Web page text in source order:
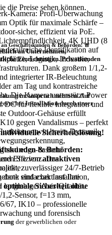
Kamera: Profi-Überwachung
Optik für maximale Schärfe –
sicher, effizient via PoE.
4K UHD (8
detailreiche Identifikation auf
Logistik, Industrie,
Dank großem 1/1,2-
integrierter IR-Beleuchtung
am Tag und kontrastreiche
Die Kamera unterstützt Power
DC für flexible Integration und
Outdoor-Gehäuse erfüllt
gegen Vandalismus – perfekt
wie breite Dynamik,
und edge-basierte
Effizienz. Das
zuverlässiger 24/7-Betrieb
dank einfacher Installation,
Axis-Qualität.
Sensor, f=13 mm,
67, IK10 – professionelle
und forensisch
die Preise sehen können.
Geschäftskunden & Behörden! 🚨
an Unternehmen,
Einrichtungen.Privatkunden
in Anspruch nehmen. Auf
Installationdurch unser
Sicherheitslösung!
& Behörden:
Sie vonattraktiven
sind exakt auf Ihre
optimale Sicherheit ohne
der gewerblichen oder